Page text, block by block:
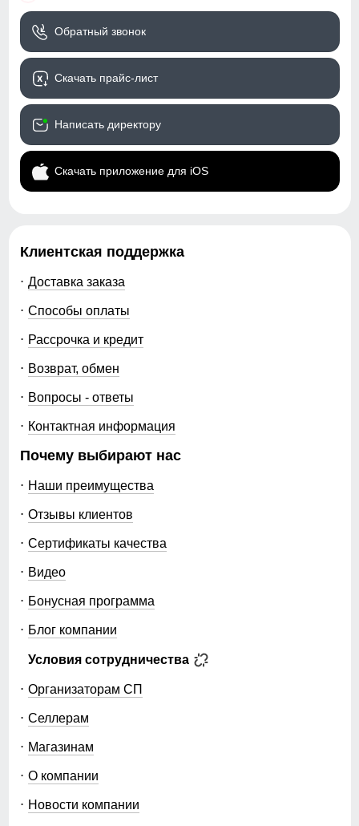
Обратный звонок
Скачать прайс-лист
Написать директору
Скачать приложение для iOS
Клиентская поддержка
Доставка заказа
Способы оплаты
Рассрочка и кредит
Возврат, обмен
Вопросы - ответы
Контактная информация
Почему выбирают нас
Наши преимущества
Отзывы клиентов
Сертификаты качества
Видео
Бонусная программа
Блог компании
Условия сотрудничества
Организаторам СП
Селлерам
Магазинам
О компании
Новости компании